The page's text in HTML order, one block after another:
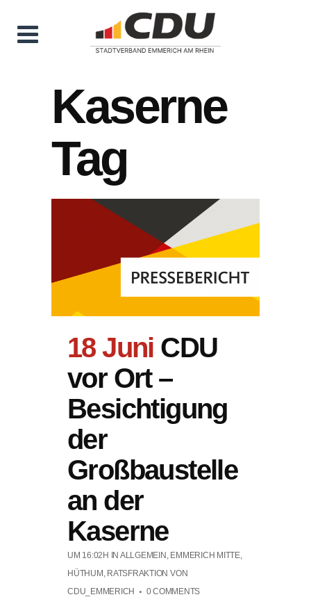
Kaserne
Tag
18 Juni CDU
vor Ort –
Besichtigung
der
Großbaustelle
an der
Kaserne
UM 16:02H IN ALLGEMEIN EMMERICH MITTE,
HÜTHUM RATSFRAKTION VON
CDU_EMMERICH
0 COMMENTS